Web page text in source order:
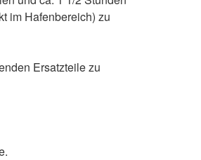
im Hafenbereich) zu
Ersatzteile zu